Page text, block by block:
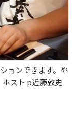
ョンできます。や
スト p近藤敦史